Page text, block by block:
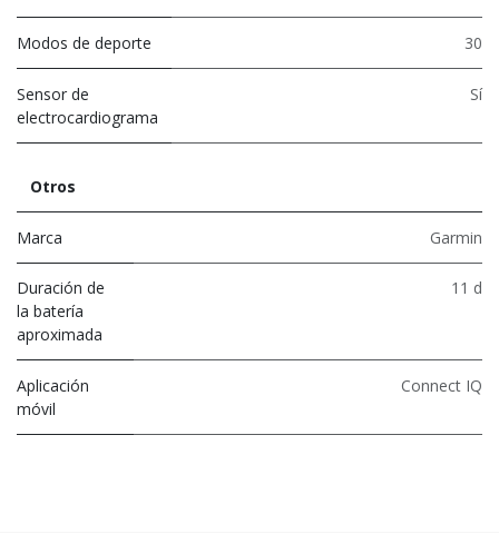
Modos de deporte 30
Sensor de
electrocardiograma
Sí
Otros
Marca Garmin
Duración de
la batería
aproximada
11 d
Aplicación
móvil
Connect IQ